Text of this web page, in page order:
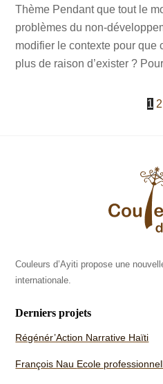
Thème Pendant que tout le
problèmes du non-
modifier le contexte pour que
plus de raison d’exister ?
1 2
Couleurs d’Ayiti propose une
internationale.
Derniers projets
Régénér’Action Narrative Haïti
François Nau Ecole